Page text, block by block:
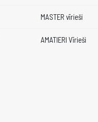
MASTER vīrieši
AMATIERI Vīrieši